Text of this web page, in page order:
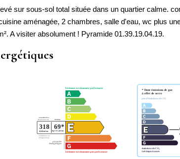
sur sous-sol total située dans un quartier calme.
aménagée, 2 chambres, salle d'eau, wc plus
A visiter absolument ! Pyramide 01.39.19.04.19.